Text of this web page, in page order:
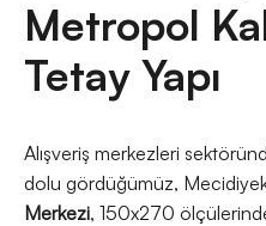
Metropol
Tetay Yapı
Alışveriş merkezleri
dolu gördüğümüz,
Merkezi, 150x270